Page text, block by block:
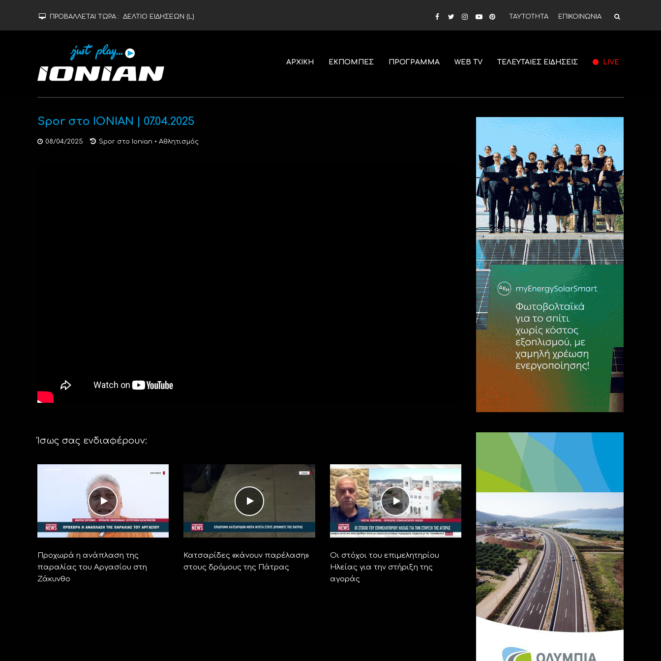
ΠΡΟΒΑΛΛΕΤΑΙ ΤΩΡΑ : ΔΕΛΤΙΟ ΕΙΔΗΣΕΩΝ (L) ΤΑΥΤΟΤΗΤΑ ΕΠΙΚΟΙΝΩΝΙΑ
ΑΡΧΙΚΗ ΕΚΠΟΜΠΕΣ ΠΡΟΓΡΑΜΜΑ WEB TV ΤΕΛΕΥΤΑΙΕΣ ΕΙΔΗΣΕΙΣ LIVE
Spor στο ΙΟΝΙΑΝ | 07.04.2025
08/04/2025 Spor στο Ionian • Αθλητισμός
Ίσως σας ενδιαφέρουν:
Προχωρά η ανάπλαση της
παραλίας του Αργασίου στη
Ζάκυνθο
Κατσαρίδες «κάνουν παρέλαση»
στους δρόμους της Πάτρας
Οι στόχοι του επιμελητηρίου
Ηλείας για την στήριξη της
αγοράς